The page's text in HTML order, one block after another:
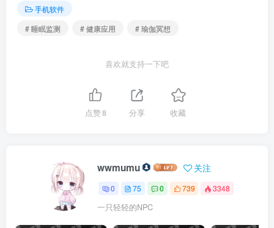
手机软件
# 睡眠监测
# 健康应用 # 瑜伽冥想
喜欢就支持一下吧
点赞8 分享 收藏
wwmumu 关注
0 75 0 739 3348
一只轻轻的NPC